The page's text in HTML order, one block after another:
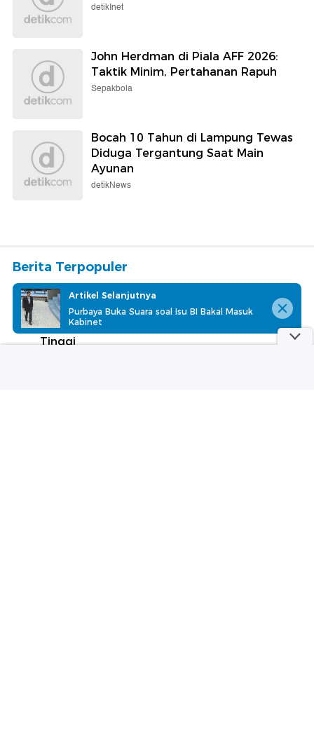
detikInet
John Herdman di Piala AFF 2026:
Taktik Minim, Pertahanan Rapuh
Sepakbola
Bocah 10 Tahun di Lampung Tewas
Diduga Tergantung Saat Main
Ayunan
detikNews
Berita Terpopuler
#1
Butuh Rp 150 M Benahi Gunungan Sampah
Bantar Gebang
#2
Harga Emas Antam Hari Ini Melambung
Tinggi
Artikel Selanjutnya
Purbaya Buka Suara soal Isu BI Bakal Masuk
Kabinet